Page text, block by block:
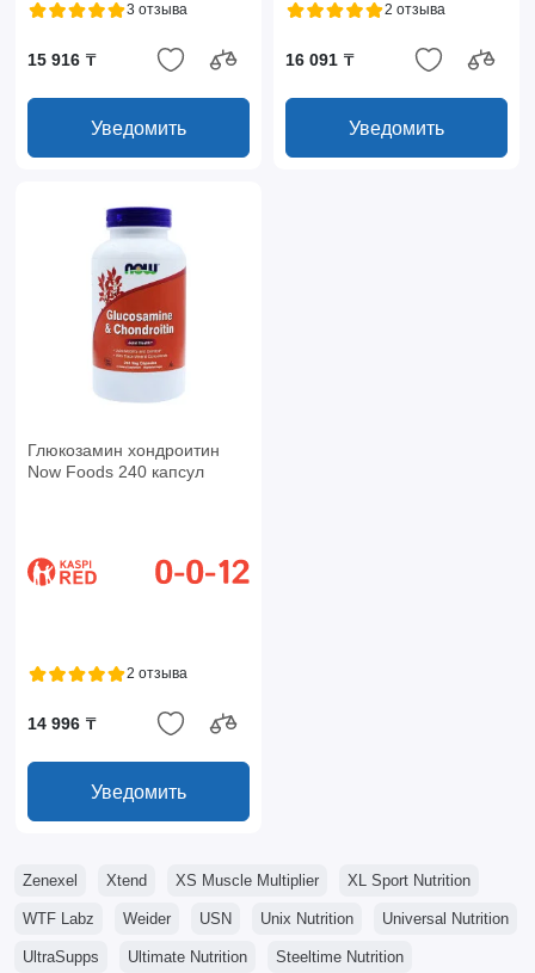
3 отзыва
15 916 ₸
Уведомить
2 отзыва
16 091 ₸
Уведомить
Глюкозамин хондроитин
Now Foods 240 капсул
2 отзыва
14 996 ₸
Уведомить
Zenexel Xtend XS Muscle Multiplier XL Sport Nutrition
WTF Labz Weider USN Unix Nutrition Universal Nutrition
UltraSupps Ultimate Nutrition Steeltime Nutrition